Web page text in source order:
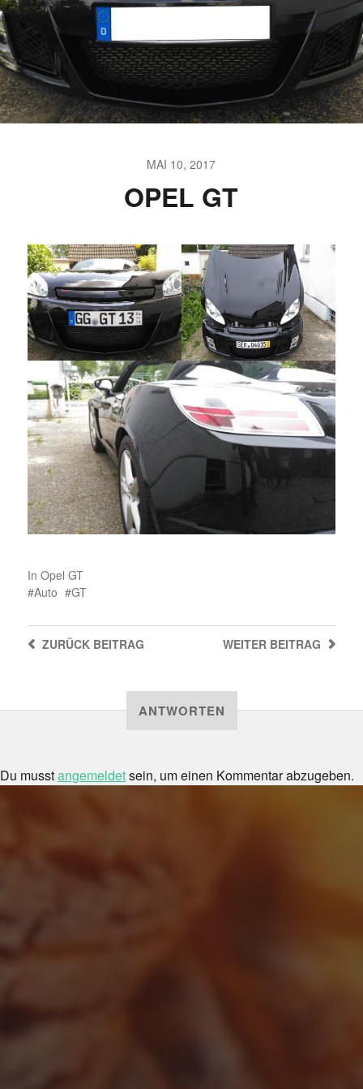
MAI 10, 2017
OPEL GT
In Opel GT
Auto
GT
WEITER BEITRAG
ZURÜCKBEITRAG
ANTWORTEN
Du musstangemeldetsein, um einen Kommentar abzugeben.